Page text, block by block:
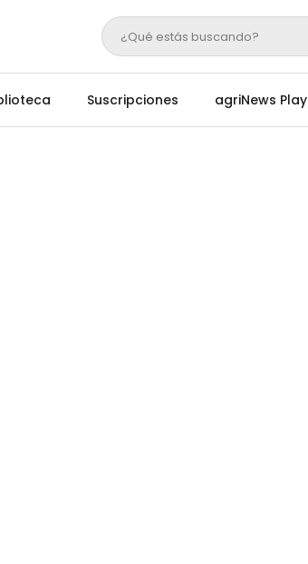
¿Qué estás buscando?
Suscripciones agriNews Play